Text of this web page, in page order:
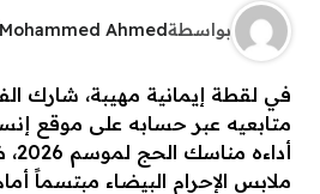
بواسطةMohammed Ahmed
في لقطة إيمانية مهيبة، شارك
متابعيه عبر حسابه على موقع
ملابس الإحرام البيضاء مبتسماً